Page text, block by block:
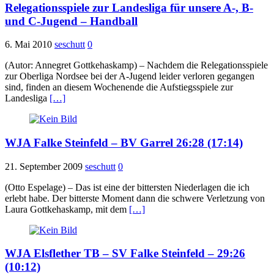
Relegationsspiele zur Landesliga für unsere A-, B-
und C-Jugend – Handball
6. Mai 2010 seschutt 0
(Autor: Annegret Gottkehaskamp) – Nachdem die Relegationsspiele
zur Oberliga Nordsee bei der A-Jugend leider verloren gegangen
sind, finden an diesem Wochenende die Aufstiegsspiele zur
Landesliga […]
WJA Falke Steinfeld – BV Garrel 26:28 (17:14)
21. September 2009 seschutt 0
(Otto Espelage) – Das ist eine der bittersten Niederlagen die ich
erlebt habe. Der bitterste Moment dann die schwere Verletzung von
Laura Gottkehaskamp, mit dem […]
WJA Elsflether TB – SV Falke Steinfeld – 29:26
(10:12)